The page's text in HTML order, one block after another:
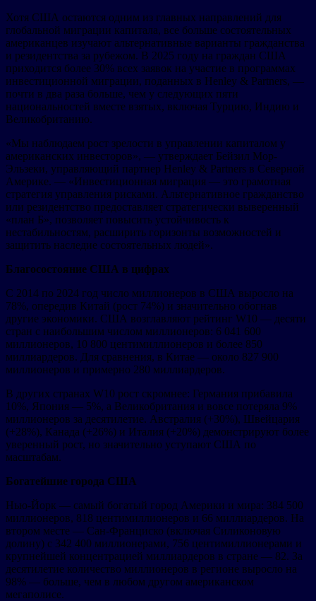
Хотя США остаются одним из главных направлений для
глобальной миграции капитала, все больше состоятельных
американцев изучают альтернативные варианты гражданства
и резидентства за рубежом. В 2025 году на граждан США
приходится более 30% всех заявок на участие в программах
инвестиционной миграции, поданных в Henley & Partners, —
почти в два раза больше, чем у следующих пяти
национальностей вместе взятых, включая Турцию, Индию и
Великобританию.
«Мы наблюдаем рост зрелости в управлении капиталом у
американских инвесторов», — утверждает Бейзил Мор-
Эльзеки, управляющий партнер Henley & Partners в Северной
Америке. — «Инвестиционная миграция — это грамотная
стратегия управления рисками. Альтернативное гражданство
или резидентство предоставляет стратегически выверенный
«план Б», позволяет повысить устойчивость к
нестабильностям, расширить горизонты возможностей и
защитить наследие состоятельных людей».
Благосостояние США в цифрах
С 2014 по 2024 год число миллионеров в США выросло на
78%, опередив Китай (рост 74%) и значительно обогнав
другие экономики. США возглавляют рейтинг W10 — десяти
стран с наибольшим числом миллионеров: 6 041 600
миллионеров, 10 800 центимиллионеров и более 850
миллиардеров. Для сравнения, в Китае — около 827 900
миллионеров и примерно 280 миллиардеров.
В других странах W10 рост скромнее: Германия прибавила
10%, Япония — 5%, а Великобритания и вовсе потеряла 9%
миллионеров за десятилетие. Австралия (+30%), Швейцария
(+28%), Канада (+26%) и Италия (+20%) демонстрируют более
уверенный рост, но значительно уступают США по
масштабам.
Богатейшие города США
Нью-Йорк — самый богатый город Америки и мира: 384 500
миллионеров, 818 центимиллионеров и 66 миллиардеров. На
втором месте — Сан-Франциско (включая Силиконовую
долину) с 342 400 миллионерами, 756 центимиллионерами и
крупнейшей концентрацией миллиардеров в стране — 82. За
десятилетие количество миллионеров в регионе выросло на
98% — больше, чем в любом другом американском
мегаполисе.